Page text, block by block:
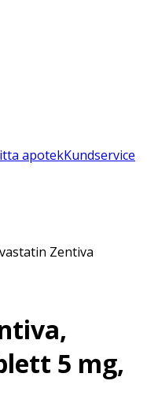
apotekKundservice
Zentiva
5 mg,